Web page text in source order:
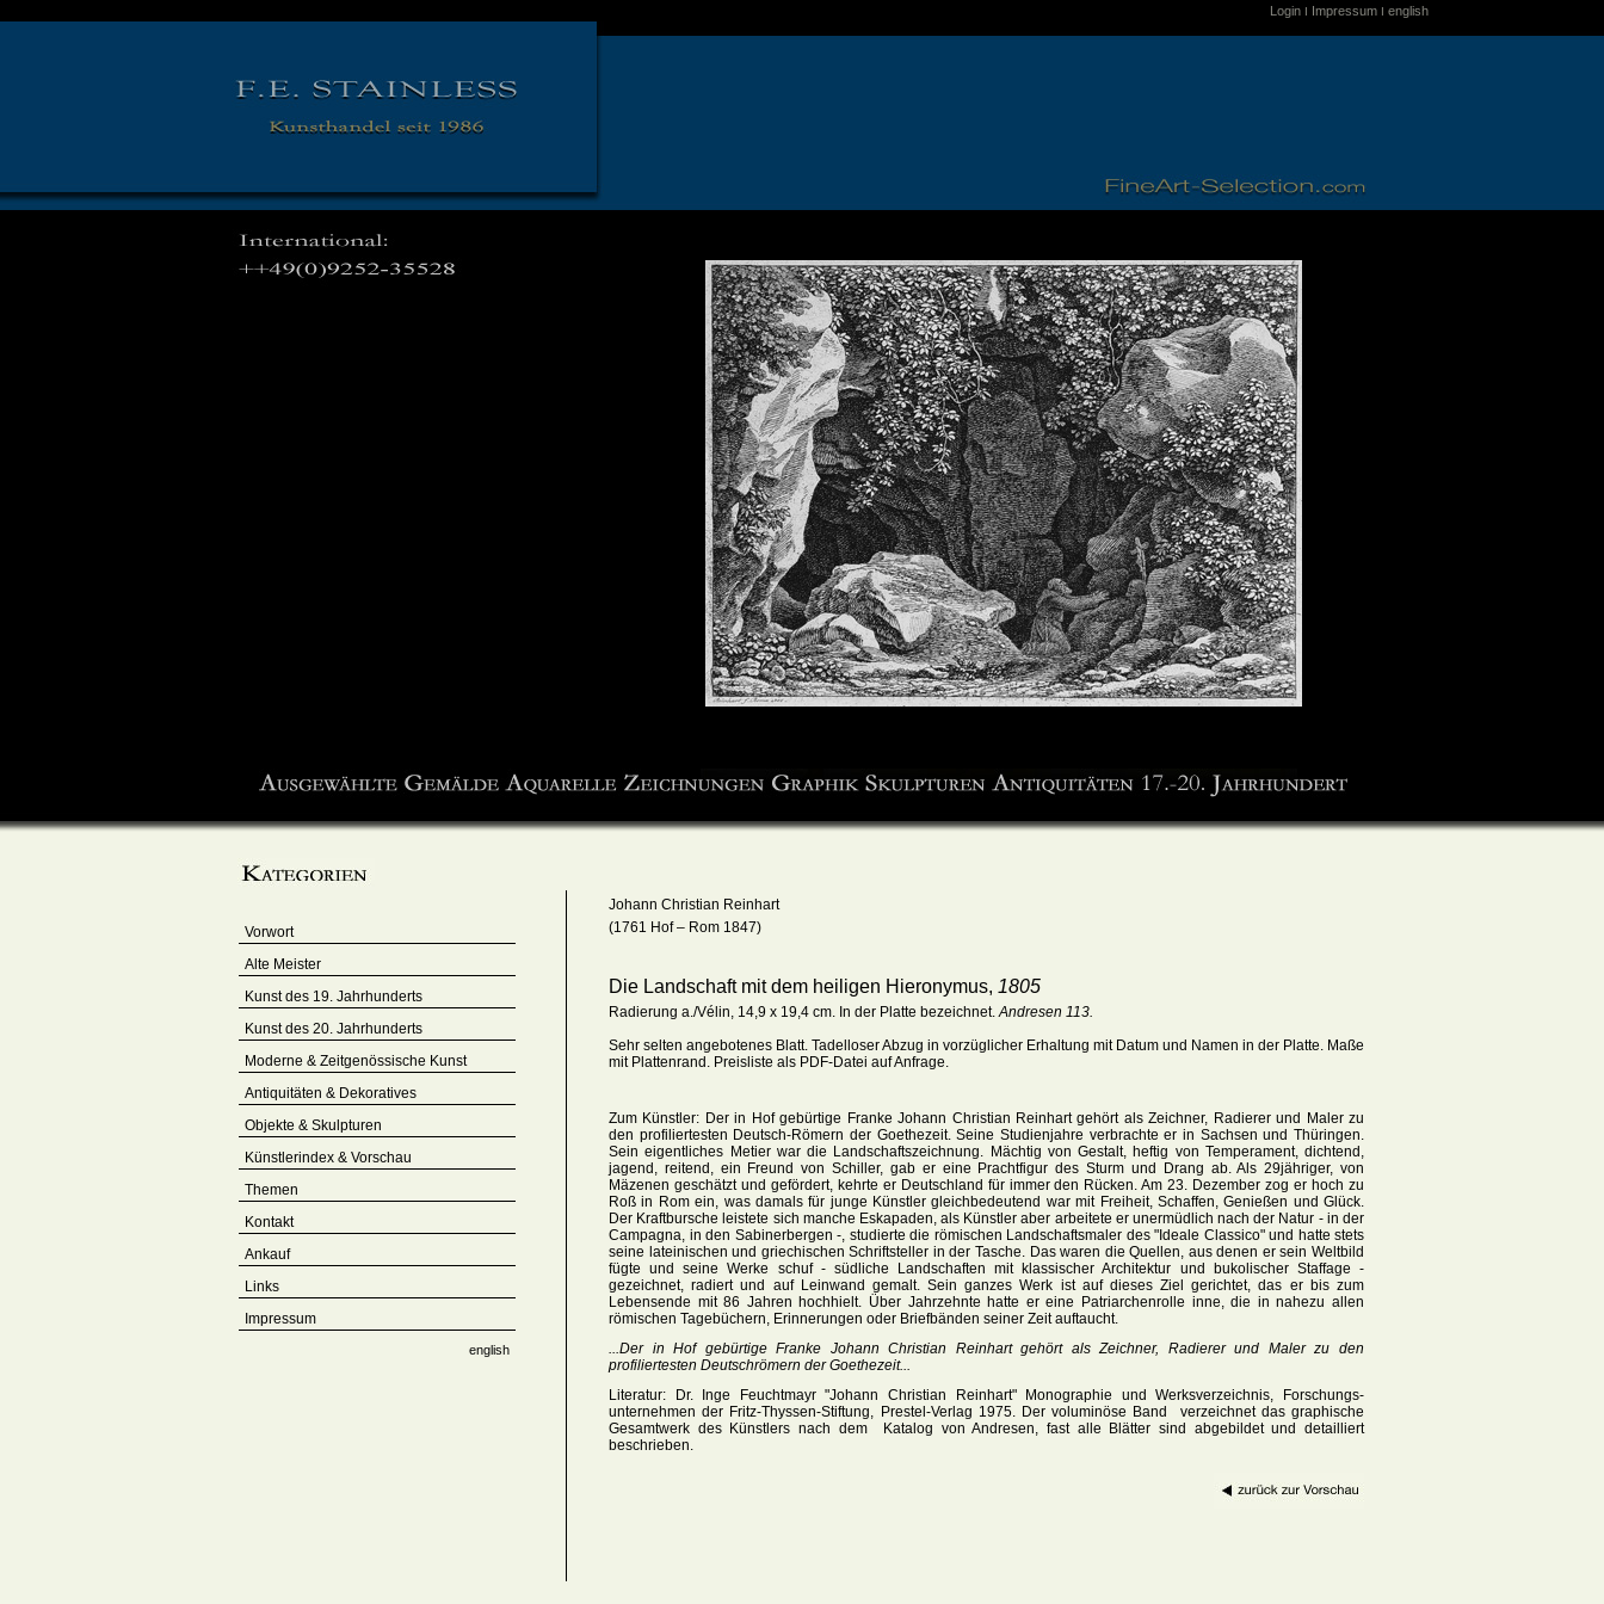
Login I Impressum I english
Vorwort
Alte Meister
Kunst des 19. Jahrhunderts
Kunst des 20. Jahrhunderts
Moderne & Zeitgenössische Kunst
Antiquitäten & Dekoratives
Objekte & Skulpturen
Künstlerindex & Vorschau
Themen
Kontakt
Ankauf
Links
Impressum
english
Johann Christian Reinhart
(1761 Hof – Rom 1847)
Die Landschaft mit dem heiligen Hieronymus, 1805
Radierung a./Vélin, 14,9 x 19,4 cm. In der Platte bezeichnet.Andresen 113.
Sehr selten angebotenes Blatt. Tadelloser Abzug in vorzüglicher Erhaltung mit Datum und Namen in der Platte. Maße
mit Plattenrand . Preisliste als PDF-Datei auf Anfrage.
Zum Künstler: Der in Hof gebürtige Franke Johann Christian Reinhart gehört als Zeichner, Radierer und Maler zu
den profiliertesten Deutsch-Römern der Goethezeit. Seine Studienjahre verbrachte er in Sachsen und Thüringen.
Sein eigentliches Metier war die Landschaftszeichnung. Mächtig von Gestalt, heftig von Temperament, dichtend,
jagend, reitend, ein Freund von Schiller, gab er eine Prachtfigur des Sturm und Drang ab. Als 29jähriger, von
Mäzenen geschätzt und gefördert, kehrte er Deutschland für immer den Rücken. Am 23. Dezember zog er hoch zu
Roß in Rom ein, was damals für junge Künstler gleichbedeutend war mit Freiheit, Schaffen, Genießen und Glück.
Der Kraftbursche leistete sich manche Eskapaden, als Künstler aber arbeitete er unermüdlich nach der Natur - in der
Campagna, in den Sabinerbergen -, studierte die römischen Landschaftsmaler des "Ideale Classico" und hatte stets
seine lateinischen und griechischen Schriftsteller in der Tasche. Das waren die Quellen, aus denen er sein Weltbild
fügte und seine Werke schuf - südliche Landschaften mit klassischer Architektur und bukolischer Staffage -
gezeichnet, radiert und auf Leinwand gemalt. Sein ganzes Werk ist auf dieses Ziel gerichtet, das er bis zum
Lebensende mit 86 Jahren hochhielt. Über Jahrzehnte hatte er eine Patriarchenrolle inne, die in nahezu allen
römischen Tagebüchern, Erinnerungen oder Briefbänden seiner Zeit auftaucht.
...Der in Hof gebürtige Franke Johann Christian Reinhart gehört als Zeichner, Radierer und Maler zu den
profiliertesten Deutschrömern der Goethezeit...
Literatur: Dr. Inge Feuchtmayr "Johann Christian Reinhart" Monographie und Werksverzeichnis, Forschungs-
unternehmen der Fritz-Thyssen-Stiftung, Prestel-Verlag 1975. Der voluminöse Band verzeichnet das graphische
Gesamtwerk des Künstlers nach dem Katalog von Andresen, fast alle Blätter sind abgebildet und detailliert
beschrieben.